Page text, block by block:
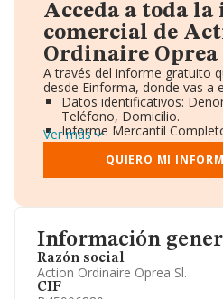
Información
Razón social
Action Ordinaire Oprea Sl.
CIF
Acceda a toda
comercial de
Ordinaire Oprea
A través del informe gratuito
desde Einforma, donde vas a
Datos identificativos:
Teléfono, Domicilio.
Informe Mercantil
Gráficos de Evolución
Consejo de Administración
Directivos y Ejecutivos.
Información oficial y
Ver más
QUIERO MI